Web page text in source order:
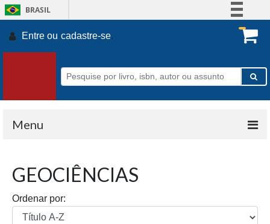
BRASIL
Participe
Acesso à informação
Legislação
Entre ou cadastre-se.
Menu
GEOCIÊNCIAS
Ordenar por: